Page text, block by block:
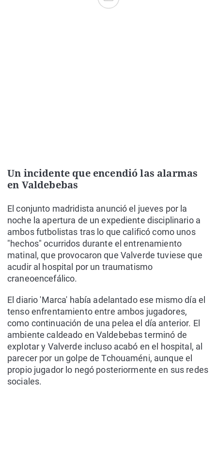
Un incidente que encendió las alarmas
en Valdebebas
El conjunto madridista anunció el jueves por la
noche la apertura de un expediente disciplinario a
ambos futbolistas tras lo que calificó como unos
"hechos" ocurridos durante el entrenamiento
matinal, que provocaron que Valverde tuviese que
acudir al hospital por un traumatismo
craneoencefálico.
El diario 'Marca' había adelantado ese mismo día el
tenso enfrentamiento entre ambos jugadores,
como continuación de una pelea el día anterior. El
ambiente caldeado en Valdebebas terminó de
explotar y Valverde incluso acabó en el hospital, al
parecer por un golpe de Tchouaméni, aunque el
propio jugador lo negó posteriormente en sus redes
sociales.